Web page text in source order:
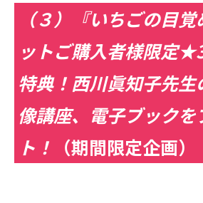
（３）『いちごの目
ットご購入者様限定
特典！西川眞知子先生
像講座、電子ブックを
ト！
（期間限定企画）